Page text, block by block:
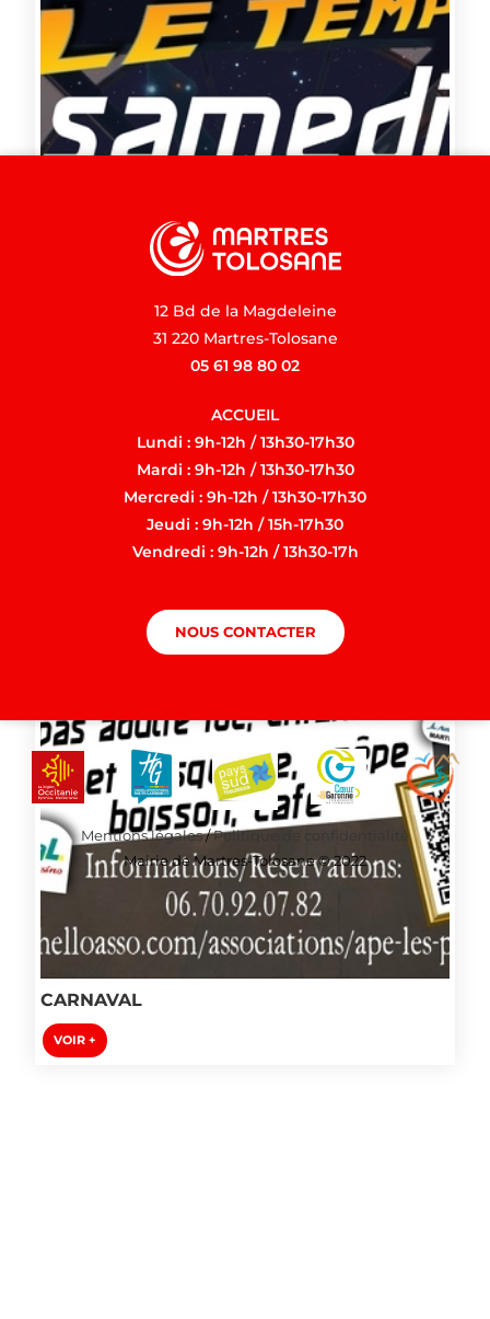
CARNAVAL
VOIR +
12 Bd de la Magdeleine
31 220 Martres-Tolosane
05 61 98 80 02
ACCUEIL
Lundi : 9h-12h / 13h30-17h30
Mardi : 9h-12h / 13h30-17h30
Mercredi : 9h-12h / 13h30-17h30
Jeudi : 9h-12h / 15h-17h30
Vendredi : 9h-12h / 13h30-17h
NOUS CONTACTER
Mentions légales/Politique de confidentialité
Mairie de Martres-Tolosane © 2022